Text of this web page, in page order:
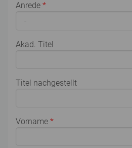
Anrede *
Akad. Titel
Titel nachgestellt
Vorname *